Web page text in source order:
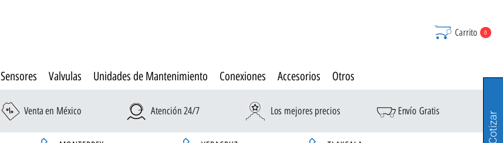
Carrito 0
Sensores Valvulas Unidades de Mantenimiento Conexiones Accesorios Otros
Venta en México Atención 24/7 Los mejores precios Envío Gratis Cotizar